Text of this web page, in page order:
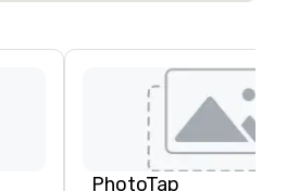
PhotoTap